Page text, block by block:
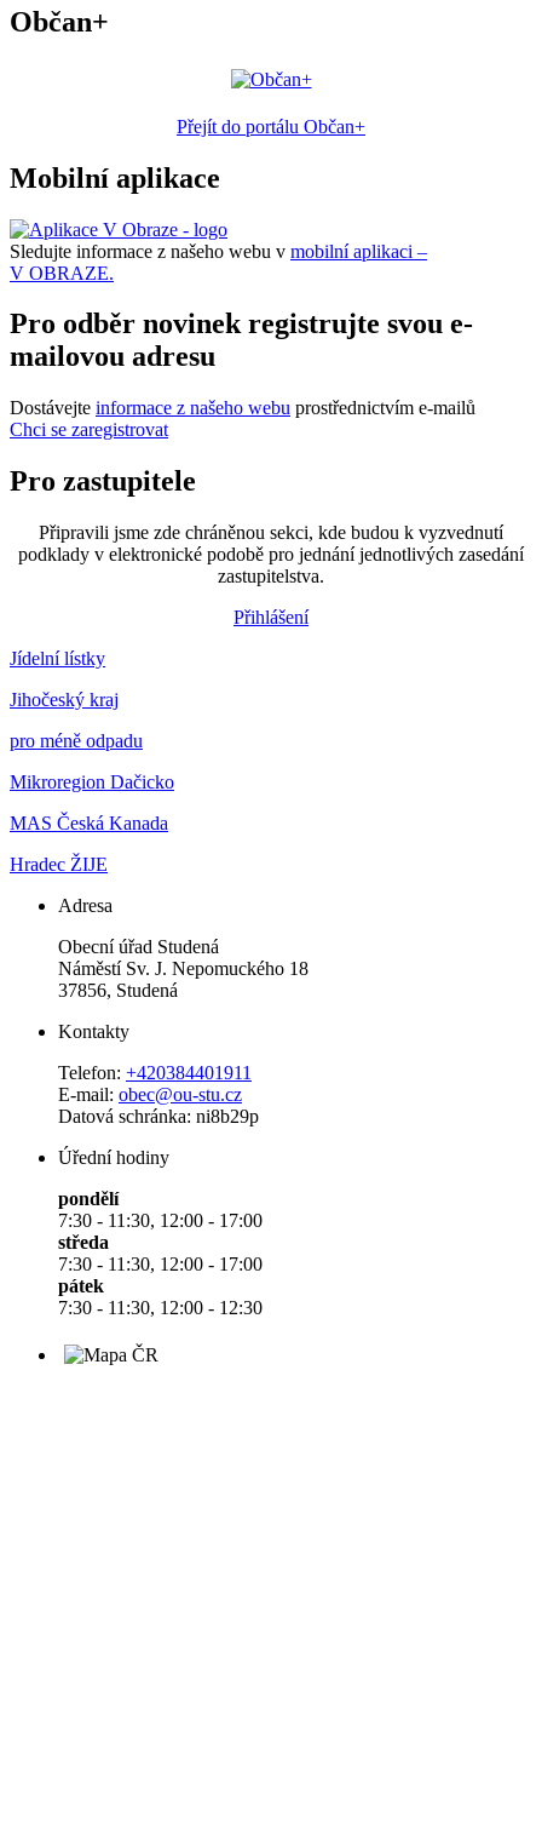
Občan+
Přejít do portálu Občan+
Mobilní aplikace
Sledujte informace z našeho webu v mobilní aplikaci –
V OBRAZE.
Pro odběr novinek registrujte svou e-
mailovou adresu
Dostávejte informace z našeho webu prostřednictvím e-mailů
Chci se zaregistrovat
Pro zastupitele
Připravili jsme zde chráněnou sekci, kde budou k vyzvednutí
podklady v elektronické podobě pro jednání jednotlivých zasedání
zastupitelstva.
Přihlášení
Jídelní lístky
Jihočeský kraj
pro méně odpadu
Mikroregion Dačicko
MAS Česká Kanada
Hradec ŽIJE
Adresa
Obecní úřad Studená
Náměstí Sv. J. Nepomuckého 18
37856, Studená
Kontakty
Telefon: +420384401911
E-mail: obec@ou-stu.cz
Datová schránka: ni8b29p
Úřední hodiny
pondělí
7:30 - 11:30, 12:00 - 17:00
středa
7:30 - 11:30, 12:00 - 17:00
pátek
7:30 - 11:30, 12:00 - 12:30